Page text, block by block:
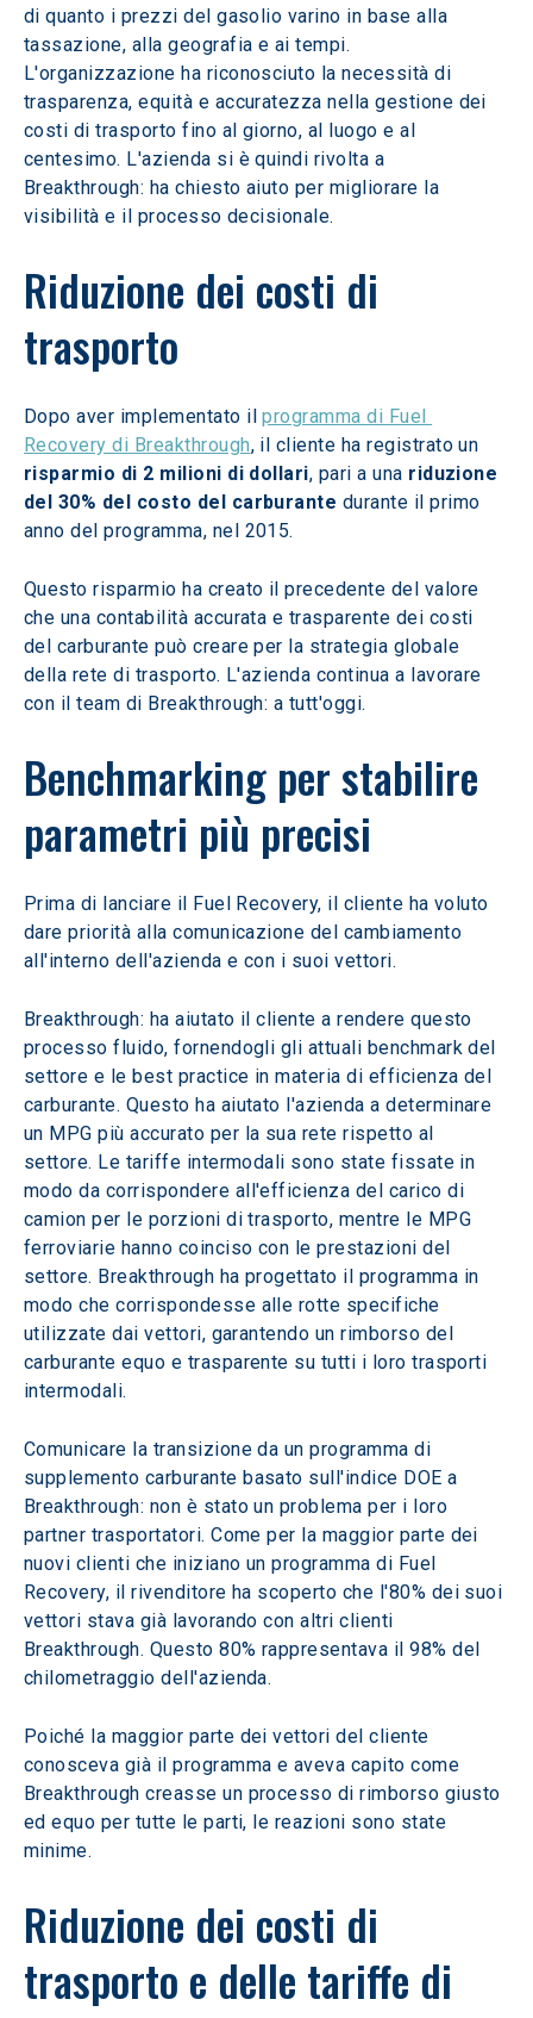
di quanto i prezzi del gasolio varino in base alla
tassazione, alla geografia e ai tempi.
L'organizzazione ha riconosciuto la necessità di
trasparenza, equità e accuratezza nella gestione dei
costi di trasporto fino al giorno, al luogo e al
centesimo. L'azienda si è quindi rivolta a
Breakthrough: ha chiesto aiuto per migliorare la
visibilità e il processo decisionale.
Riduzione dei costi di
trasporto
Dopo aver implementato il programma di Fuel
Recovery di Breakthrough, il cliente ha registrato un
risparmio di 2 milioni di dollari, pari a una riduzione
del 30% del costo del carburante durante il primo
anno del programma, nel 2015.
Questo risparmio ha creato il precedente del valore
che una contabilità accurata e trasparente dei costi
del carburante può creare per la strategia globale
della rete di trasporto. L'azienda continua a lavorare
con il team di Breakthrough: a tutt'oggi.
Benchmarking per stabilire
parametri più precisi
Prima di lanciare il Fuel Recovery, il cliente ha voluto
dare priorità alla comunicazione del cambiamento
all'interno dell'azienda e con i suoi vettori.
Breakthrough: ha aiutato il cliente a rendere questo
processo fluido, fornendogli gli attuali benchmark del
settore e le best practice in materia di efficienza del
carburante. Questo ha aiutato l'azienda a determinare
un MPG più accurato per la sua rete rispetto al
settore. Le tariffe intermodali sono state fissate in
modo da corrispondere all'efficienza del carico di
camion per le porzioni di trasporto, mentre le MPG
ferroviarie hanno coinciso con le prestazioni del
settore. Breakthrough ha progettato il programma in
modo che corrispondesse alle rotte specifiche
utilizzate dai vettori, garantendo un rimborso del
carburante equo e trasparente su tutti i loro trasporti
intermodali.
Comunicare la transizione da un programma di
supplemento carburante basato sull'indice DOE a
Breakthrough: non è stato un problema per i loro
partner trasportatori. Come per la maggior parte dei
nuovi clienti che iniziano un programma di Fuel
Recovery, il rivenditore ha scoperto che l'80% dei suoi
vettori stava già lavorando con altri clienti
Breakthrough. Questo 80% rappresentava il 98% del
chilometraggio dell'azienda.
Poiché la maggior parte dei vettori del cliente
conosceva già il programma e aveva capito come
Breakthrough creasse un processo di rimborso giusto
ed equo per tutte le parti, le reazioni sono state
minime.
Riduzione dei costi di
trasporto e delle tariffe di